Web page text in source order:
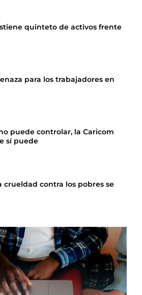
quinteto de activos frente
para los trabajadores en
puede controlar, la Caricom
sí puede
crueldad contra los pobres se